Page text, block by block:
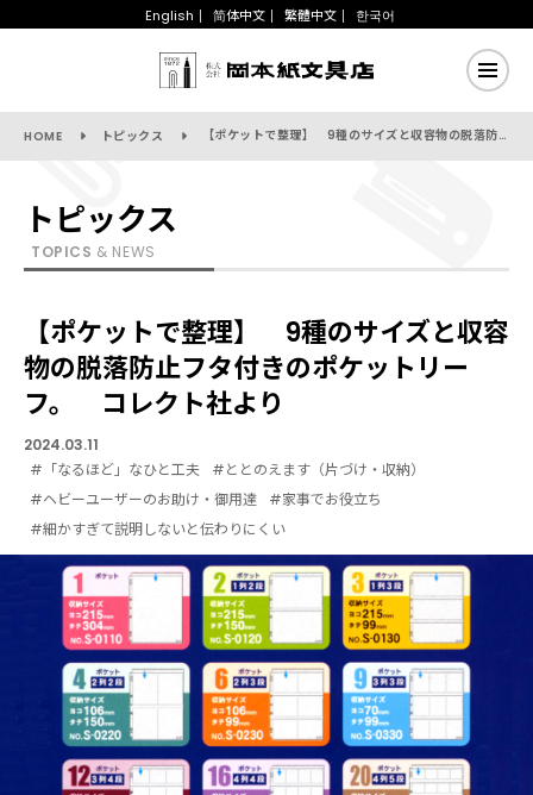
English 简体中文 繁體中文 한국어
HOME トピックス 【ポケットで整理】 9種のサイズと収容物の脱落防止フタ付きのポケットリーフ。 コレクト社より
トピックス
TOPICS & NEWS
【ポケットで整理】 9種のサイズと収容
物の脱落防止フタ付きのポケットリー
フ。 コレクト社より
2024.03.11
#「なるほど」なひと工夫
#ととのえます（片づけ・収納）
#ヘビーユーザーのお助け・御用達
#家事でお役立ち
#細かすぎて説明しないと伝わりにくい